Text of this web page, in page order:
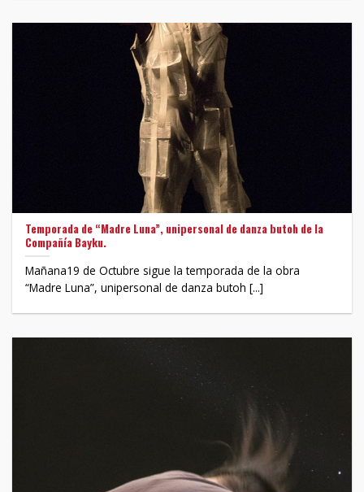
Temporada de “Madre Luna”, unipersonal de danza butoh de la
Compañía Bayku.
Mañana19 de Octubre sigue la temporada de la obra
“Madre Luna”, unipersonal de danza butoh [...]